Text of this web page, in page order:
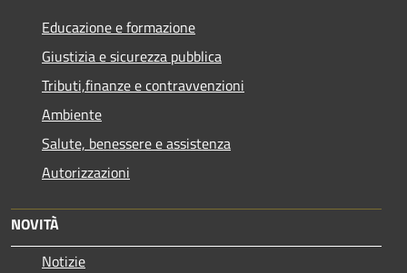
Educazione e formazione
Giustizia e sicurezza pubblica
Tributi,finanze e contravvenzioni
Ambiente
Salute, benessere e assistenza
Autorizzazioni
NOVITÀ
Notizie